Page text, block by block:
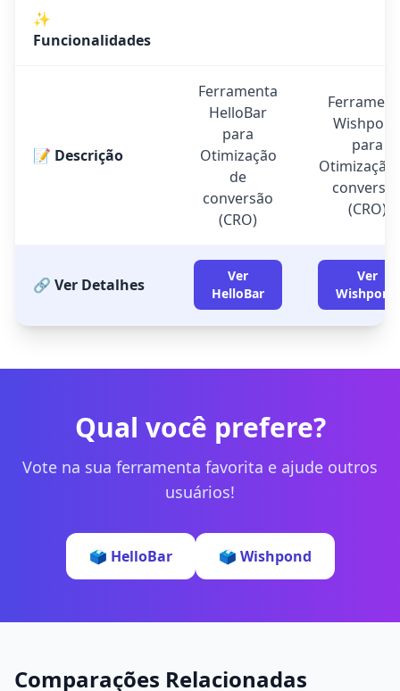
✨
Funcionalidades
📝 Descrição
Ferramenta
HelloBar
para
Otimização
de
conversão
(CRO)
para
Otimização
(CRO)
🔗 Ver Detalhes
Ver
HelloBar
Ver
Wishpond
Qual você prefere?
Vote na sua ferramenta favorita e ajude outros
usuários!
🗳️ HelloBar 🗳️ Wishpond
Comparações Relacionadas